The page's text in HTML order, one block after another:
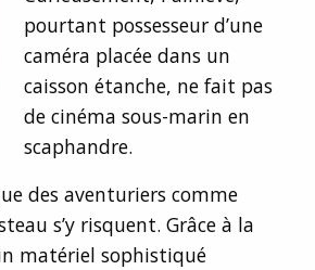
pourtant possesseur d’une
caméra placée dans un
caisson étanche, ne fait pas
de cinéma sous-marin en
scaphandre.
des aventuriers comme
s’y risquent. Grâce à la
matériel sophistiqué